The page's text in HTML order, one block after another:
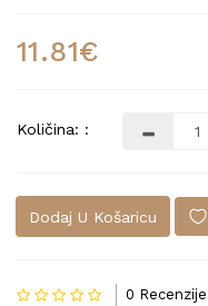
11.81€
Količina: :
Dodaj U Košaricu
0 Recenzije